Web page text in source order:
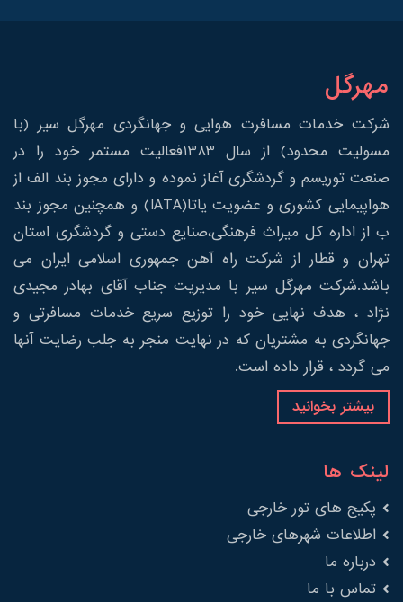
مهرگل
شرکت خدمات مسافرت هوایی و جهانگردی مهرگل سیر (با
مسولیت محدود) از سال 1383فعالیت مستمر خود را در
صنعت توریسم و گردشگری آغاز نموده و دارای مجوز بند الف از
هواپیمایی کشوری و عضویت یاتا(IATA) و همچنین مجوز بند
ب از اداره کل میراث فرهنگی،صنایع دستی و گردشگری استان
تهران و قطار از شرکت راه آهن جمهوری اسلامی ایران می
باشد.شرکت مهرگل سیر با مدیریت جناب آقای بهادر مجیدی
نژاد ، هدف نهایی خود را توزیع سریع خدمات مسافرتی و
جهانگردی به مشتریان که در نهایت منجر به جلب رضایت آنها
می گردد ، قرار داده است.
بیشتر بخوانید
لینک ها
پکیج های تور خارجی
اطلاعات شهرهای خارجی
درباره ما
تماس با ما